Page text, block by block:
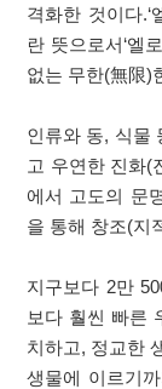
격화한 것이다.‘
란 뜻으로서‘엘
없는 무한(無限)
인류와 동, 식물
고 우연한 진화(
에서 고도의 문
을 통해 창조(지
지구보다 2만
보다 훨씬 빠른
치하고, 정교한
생물에 이르기